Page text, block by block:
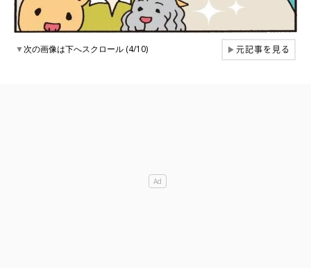
▼次の画像は下へスクロール (4/10) ▶元記事を見る